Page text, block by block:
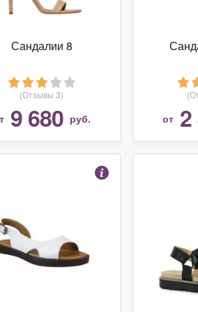
Сандалии 8
(Отзывы 3)
9 680 руб. от